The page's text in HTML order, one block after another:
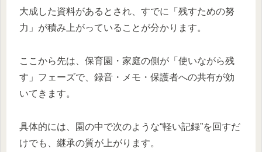
大成した資料があるとされ、すでに「残すための努
力」が積み上がっていることが分かります。
ここから先は、保育園・家庭の側が「使いながら残
す」フェーズで、録音・メモ・保護者への共有が効
いてきます。
具体的には、園の中で次のような“軽い記録”を回すだ
けでも、継承の質が上がります。